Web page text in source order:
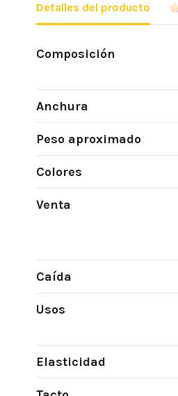
Detalles del producto
Composición
Anchura
Peso aproximado
Colores
Venta
Caída
Usos
Elasticidad